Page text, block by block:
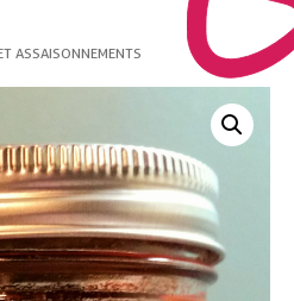
ASSAISONNEMENTS